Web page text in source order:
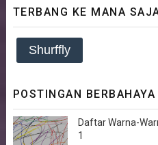
TERBANG KE MANA
Shurffly
POSTINGAN BERBAHAYA
Daftar Warna-
1